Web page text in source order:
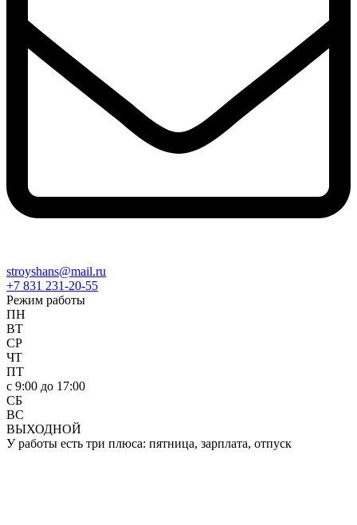
stroyshans@mail.ru
+7 831 231-20-55
Режим работы
ПН
ВТ
СР
ЧТ
ПТ
c 9:00 до 17:00
СБ
ВС
ВЫХОДНОЙ
У работы есть три плюса: пятница, зарплата, отпуск